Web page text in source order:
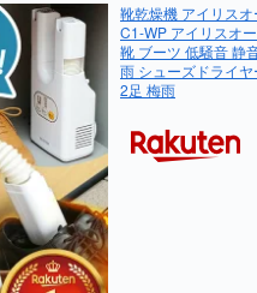
靴乾燥機 アイリス
C1-WP アイリスオ
靴 ブーツ 低騒音 静
雨 シューズドライ
2足 梅雨